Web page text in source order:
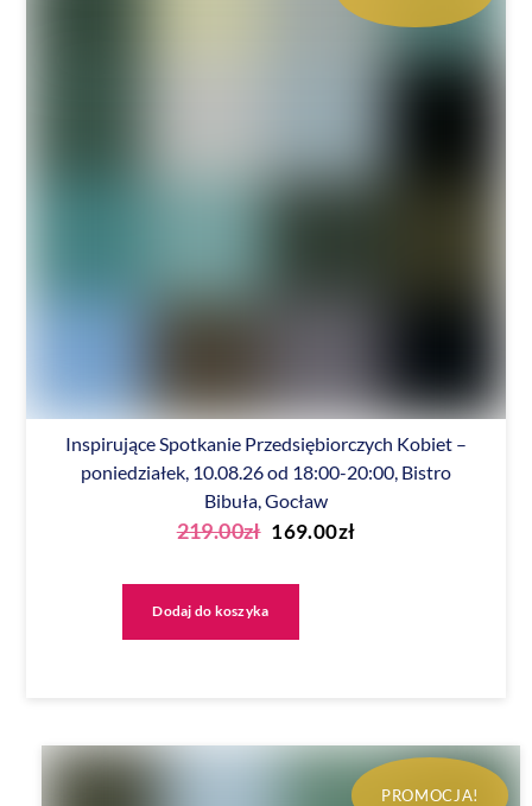
Inspirujące Spotkanie Przedsiębiorczych Kobiet –
poniedziałek, 10.08.26 od 18:00-20:00, Bistro
Bibuła, Gocław
219.00zł Pierwotna
wynosiła:
169.00złAktualna
Dodaj do koszyka
PROMOCJA!